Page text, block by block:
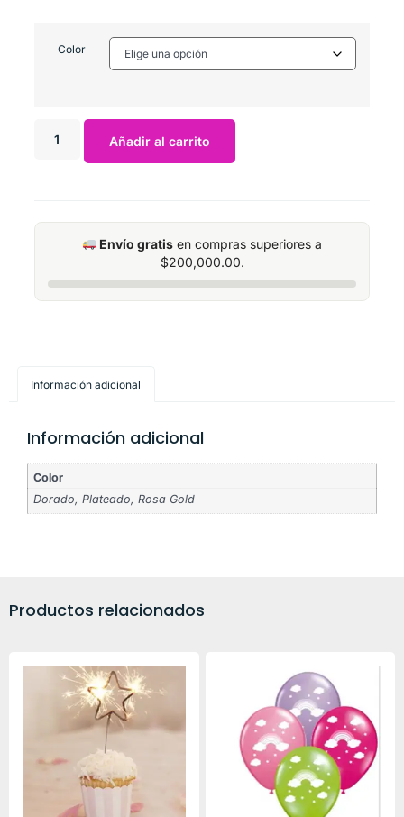
Color
Añadir al carrito
Envío gratis en compras superiores a
$200,000.00.
Información adicional
Información adicional
Color
Dorado, Plateado, Rosa Gold
Productos relacionados